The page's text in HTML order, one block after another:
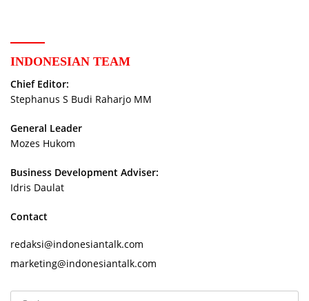
INDONESIAN TEAM
Chief Editor:
Stephanus S Budi Raharjo MM
General Leader
Mozes Hukom
Business Development Adviser:
Idris Daulat
Contact
redaksi@indonesiantalk.com
marketing@indonesiantalk.com
Cari